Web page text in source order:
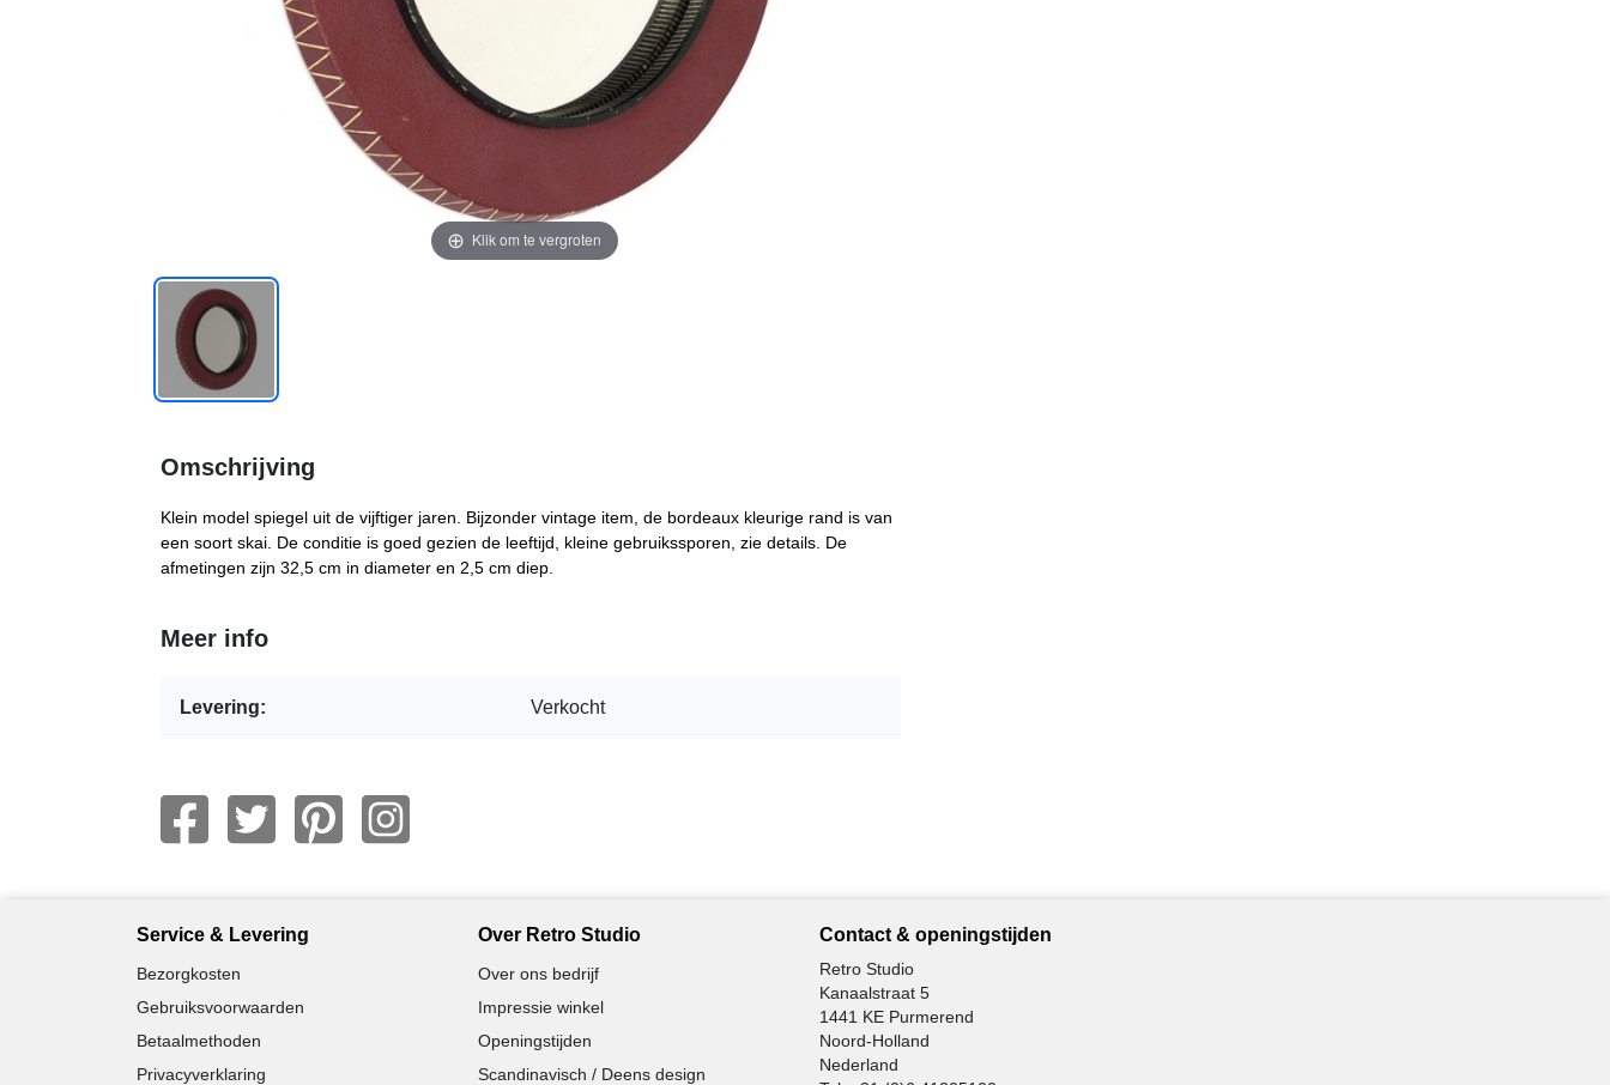
Klik om te vergroten
Omschrijving
Klein model spiegel uit de vijftiger jaren. Bijzonder vintage item, de bordeaux kleurige rand is van
een soort skai. De conditie is goed gezien de leeftijd, kleine gebruikssporen, zie details. De
afmetingen zijn 32,5 cm in diameter en 2,5 cm diep.
Meer info
Levering: Verkocht
Service & Levering
Bezorgkosten
Gebruiksvoorwaarden
Betaalmethoden
Privacyverklaring
Over Retro Studio
Over ons bedrijf
Impressie winkel
Openingstijden
Scandinavisch / Deens design
Contact & openingstijden
Retro Studio
Kanaalstraat 5
1441 KE Purmerend
Noord-Holland
Nederland